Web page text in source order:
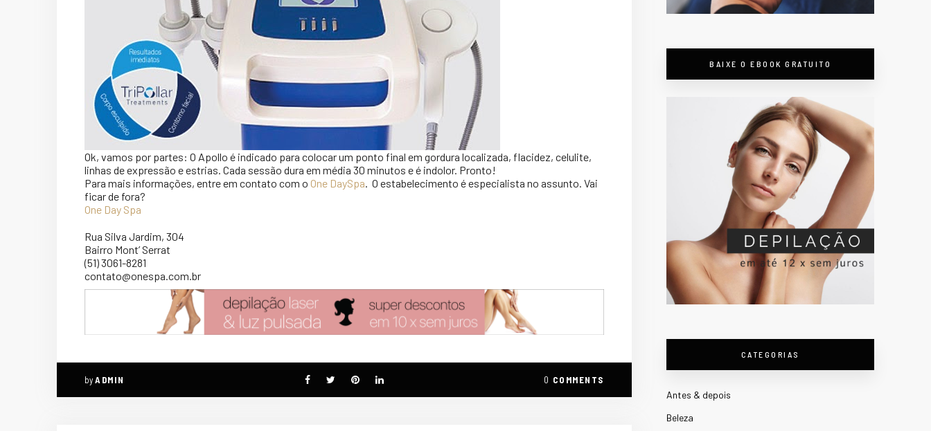
Ok, vamos por partes: O Apollo é indicado para colocar um ponto final em gordura localizada, flacidez, celulite,
linhas de expressão e estrias. Cada sessão dura em média 30 minutos e é indolor. Pronto!
Para mais informações, entre em contato com o One DaySpa. O estabelecimento é especialista no assunto. Vai
ficar de fora?
One Day Spa
Rua Silva Jardim, 304
Bairro Mont’ Serrat
(51) 3061-8281
contato@onespa.com.br
byADMIN 0 COMMENTS
BAIXE O EBOOK GRATUITO
CATEGORIAS
Antes & depois
Beleza